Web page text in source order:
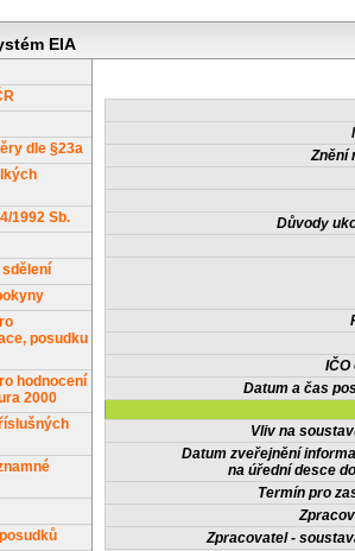
EIA
dle §23a
1992 Sb.
posudku
hodnocení
2000
Znění
Důvody
IČO
Datum a čas
Vliv na
Datum zveřejnění
na úřední desce
Termín pro
Zpracovatel -